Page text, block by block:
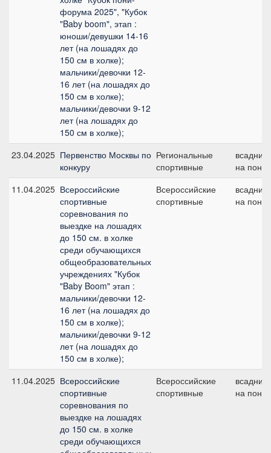
форума 2025", "Кубок
"Baby boom", этап :
юноши/девушки 14-16
лет (на лошадях до
150 см в холке);
мальчики/девочки 12-
16 лет (на лошадях до
150 см в холке);
мальчики/девочки 9-12
лет (на лошадях до
150 см в холке);
23.04.2025 Первенство Москвы по
конкуру
Региональные
спортивные
всадники
на пони
11.04.2025 Всероссийские
спортивные
соревнования по
выездке на лошадях
до 150 см. в холке
среди обучающихся
общеобразовательных
учреждениях "Кубок
"Baby Boom" этап :
мальчики/девочки 12-
16 лет (на лошадях до
150 см в холке);
мальчики/девочки 9-12
лет (на лошадях до
150 см в холке);
Всероссийские
спортивные
всадники
на пони
11.04.2025 Всероссийские
спортивные
соревнования по
выездке на лошадях
до 150 см. в холке
среди обучающихся
Всероссийские
спортивные
всадники
на пони